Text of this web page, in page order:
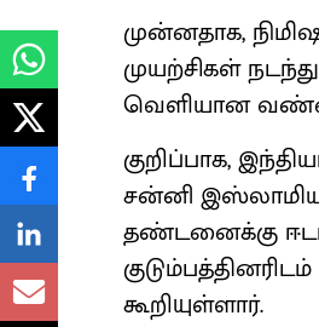
முன்னதாக,
முயற்சிகள்
வெளியான
குறிப்பாக,
சன்னி இஸ்லாமிய
தண்டனைக்கு
கூறியுள்ளார்.